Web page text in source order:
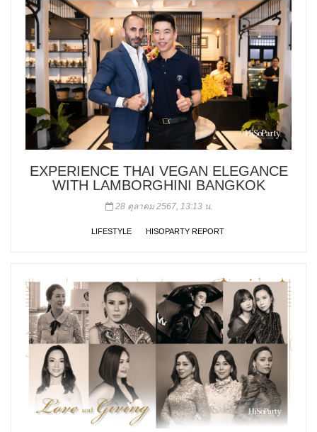
EXPERIENCE THAI VEGAN ELEGANCE
WITH LAMBORGHINI BANGKOK
28 ตุลาคม 2567, 13:13 น.
LIFESTYLE HISOPARTY REPORT